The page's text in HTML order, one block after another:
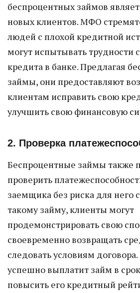
беспроцентных займов
новых клиентов. МФО
людей с плохой кредитной
могут испытывать трудности
кредита в банке. Предлагая
займы, они предоставляют
клиентам исправить свою
улучшить свою финансовую
2. Проверка
Беспроцентные займы также
проверить
заемщика без риска для него
такому займу, клиенты могут
продемонстрировать свою
своевременно возвращать
следовать условиям
успешно выплатит займ в
повысить его кредитный